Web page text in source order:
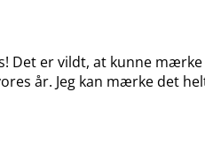
Det er vildt, at kunne
år. Jeg kan mærke det